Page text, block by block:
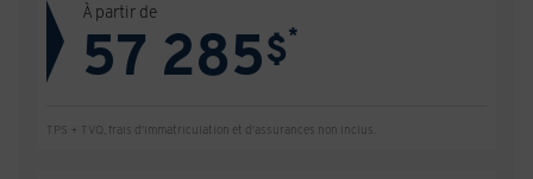
À partir de
57 285$*
TPS + TVQ, frais d'immatriculation et d'assurances non inclus.